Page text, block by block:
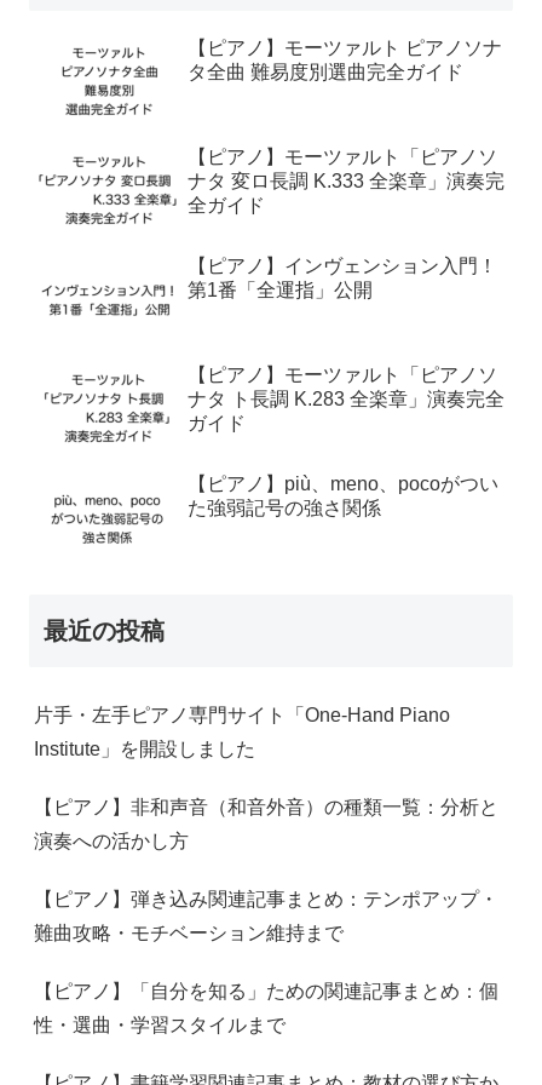
【ピアノ】モーツァルト ピアノソナ
タ全曲 難易度別選曲完全ガイド
【ピアノ】モーツァルト「ピアノソ
ナタ 変ロ長調 K.333 全楽章」演奏完
全ガイド
【ピアノ】インヴェンション入門！
第1番「全運指」公開
【ピアノ】モーツァルト「ピアノソ
ナタ ト長調 K.283 全楽章」演奏完全
ガイド
【ピアノ】più、meno、pocoがつい
た強弱記号の強さ関係
最近の投稿
片手・左手ピアノ専門サイト「One-Hand Piano
Institute」を開設しました
【ピアノ】非和声音（和音外音）の種類一覧：分析と
演奏への活かし方
【ピアノ】弾き込み関連記事まとめ：テンポアップ・
難曲攻略・モチベーション維持まで
【ピアノ】「自分を知る」ための関連記事まとめ：個
性・選曲・学習スタイルまで